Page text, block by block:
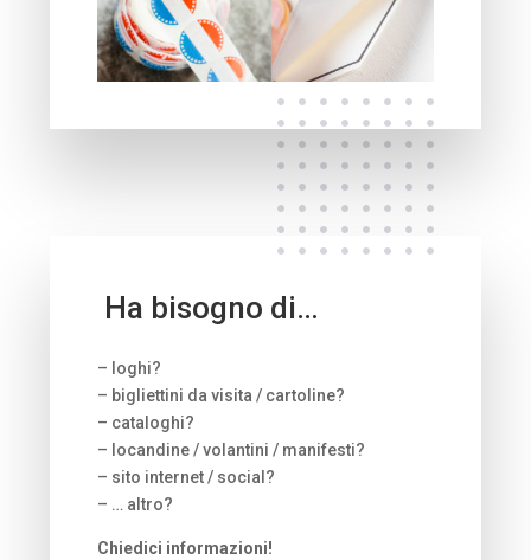
Ha bisogno di…
– loghi?
– bigliettini da visita / cartoline?
– cataloghi?
– locandine / volantini / manifesti?
– sito internet / social?
– … altro?
Chiedici informazioni!